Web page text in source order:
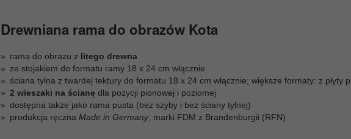
Drewniana rama do obrazów Kota
rama do obrazu z litego drewna
ze stojakiem do formatu ramy 18 x 24 cm włącznie
ściana tylna z twardej tektury do formatu 18 x 24 cm włącznie; większe formaty: z płyty
2 wieszaki na ścianę dla pozycji pionowej i poziomej
dostępna także jako rama pusta (bez szyby i bez ściany tylnej)
produkcja ręczna Made in Germany, marki FDM z Brandenburgii (RFN)